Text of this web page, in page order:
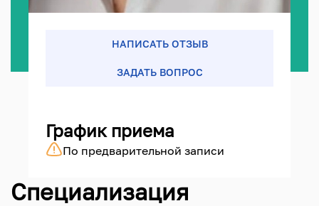
НАПИСАТЬ ОТЗЫВ
ЗАДАТЬ ВОПРОС
График приема
По предварительной записи
Специализация